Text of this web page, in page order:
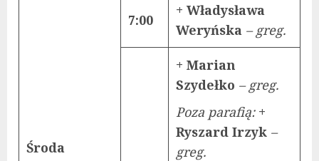
Środa
7:00
+ Władysława
Weryńska – greg.
+ Marian
Szydełko – greg.
Poza parafią: +
Ryszard Irzyk –
greg.